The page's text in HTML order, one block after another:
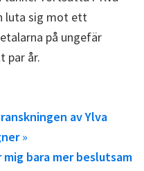
luta sig mot ett
på ungefär
par år.
av Ylva
»
mig bara mer beslutsam